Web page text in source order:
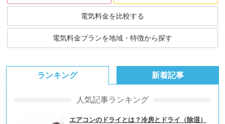
電気料金を比較する
電気料金プランを地域・特徴から探す
ランキング
人気記事ランキング
エアコンのドライとは？冷房とドライ（除湿）
新着記事